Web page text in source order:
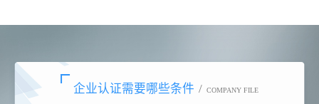
企业认证需要哪些条件 / COMPANY FILE